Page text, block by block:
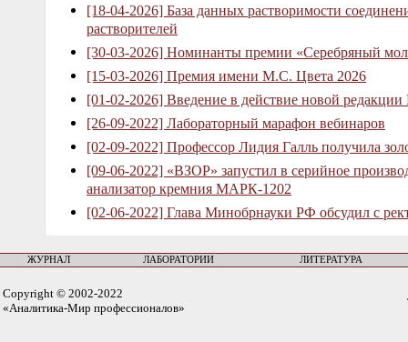
[18-04-2026] База данных растворимости
растворителей
[30-03-2026] Номинанты премии «Серебряный
[15-03-2026] Премия имени М.С. Цвета 2026
[01-02-2026] Введение в действие новой
[26-09-2022] Лабораторный марафон вебинаров
[02-09-2022] Профессор Лидия Галль получила
[09-06-2022] «ВЗОР» запустил в серийное
анализатор кремния МАРК-1202
[02-06-2022] Глава Минобрнауки РФ обсудил с
ЖУРНАЛ ЛАБОРАТОРИИ ЛИТЕРАТУРА
Copyright © 2002-2022
«Аналитика-Мир профессионалов»